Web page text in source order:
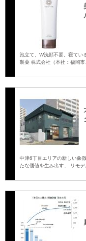
泡立て、W洗顔不要。寝てい
製薬 株式会社（本社：福岡市
中津6丁目エリアの新しい象
たな価値を生み出す、 リモデ